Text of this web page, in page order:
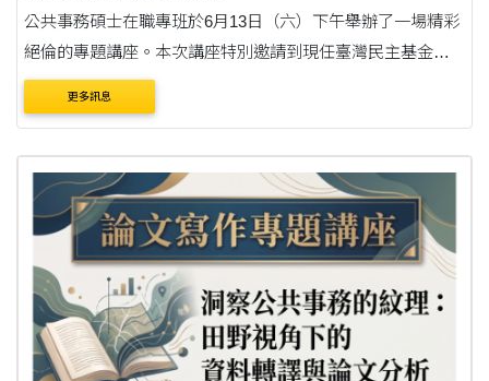
公共事務碩士在職專班於6月13日（六）下午舉辦了一場精彩
絕倫的專題講座。本次講座特別邀請到現任臺灣民主基金會
副執行長、擁有豐厚外交資歷的李光章大使，以「Beyond
diplomacy -從外交經驗談行政創新」為題，與專班師生....
更多訊息